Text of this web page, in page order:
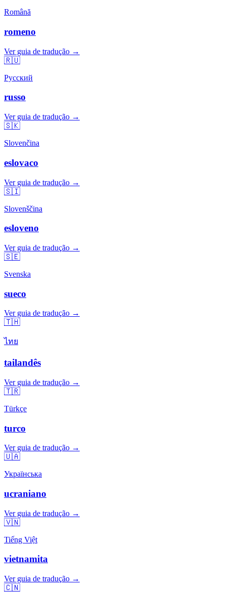
Română
romeno
Ver guia de tradução →
🇷🇺
Русский
russo
Ver guia de tradução →
🇸🇰
Slovenčina
eslovaco
Ver guia de tradução →
🇸🇮
Slovenščina
esloveno
Ver guia de tradução →
🇸🇪
Svenska
sueco
Ver guia de tradução →
🇹🇭
ไทย
tailandês
Ver guia de tradução →
🇹🇷
Türkçe
turco
Ver guia de tradução →
🇺🇦
Українська
ucraniano
Ver guia de tradução →
🇻🇳
Tiếng Việt
vietnamita
Ver guia de tradução →
🇨🇳